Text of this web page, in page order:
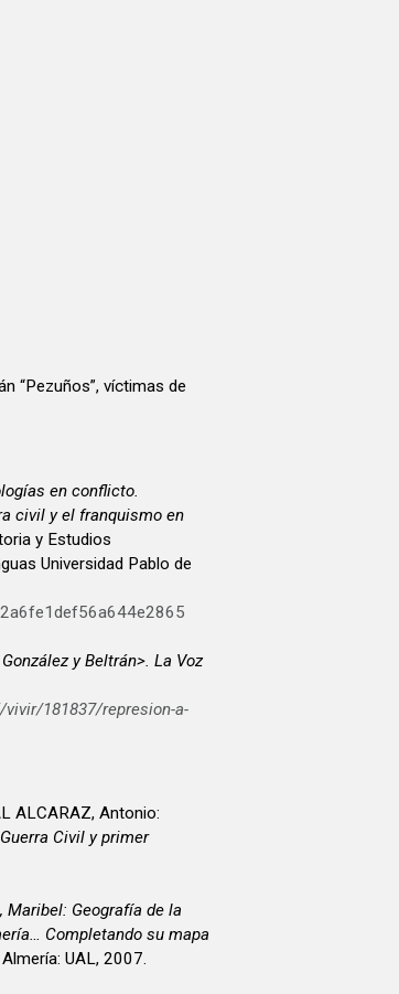
“Pezuños”, víctimas de
en conflicto.
civil y el franquismo en
y Estudios
Universidad Pablo de
y Beltrán>. La Voz
181837/represion-a-
ALCARAZ, Antonio:
Civil y primer
Maribel: Geografía de la
Completando su mapa
UAL, 2007.